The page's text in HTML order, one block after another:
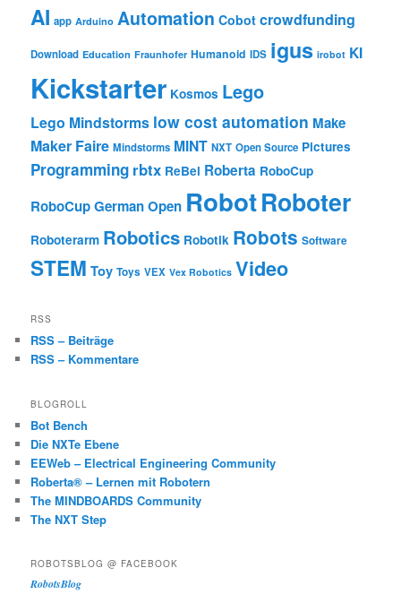
AI app Arduino Automation Cobot crowdfunding
Download Education Fraunhofer Humanoid IDS igus irobot KI
Kickstarter Kosmos Lego
Lego Mindstorms low cost automation Make
Maker Faire Mindstorms MINT NXT Open Source Pictures
Programming rbtx ReBel Roberta RoboCup
RoboCup German Open RobotRoboter
Roboterarm Robotics Robotik Robots Software
STEM Toy Toys VEX Vex Robotics Video
RSS
RSS – Beiträge
RSS – Kommentare
BLOGROLL
Bot Bench
Die NXTe Ebene
EEWeb – Electrical Engineering Community
Roberta® – Lernen mit Robotern
The MINDBOARDS Community
The NXT Step
ROBOTSBLOG @ FACEBOOK
RobotsBlog